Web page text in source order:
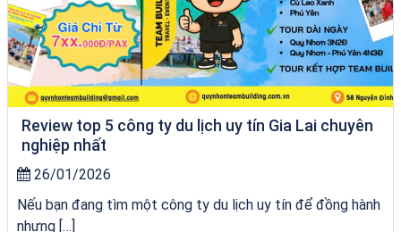
Review top 5 công ty du lịch uy tín Gia Lai chuyên
nghiệp nhất
26/01/2026
Nếu bạn đang tìm một công ty du lịch uy tín để đồng hành
nhưng […]